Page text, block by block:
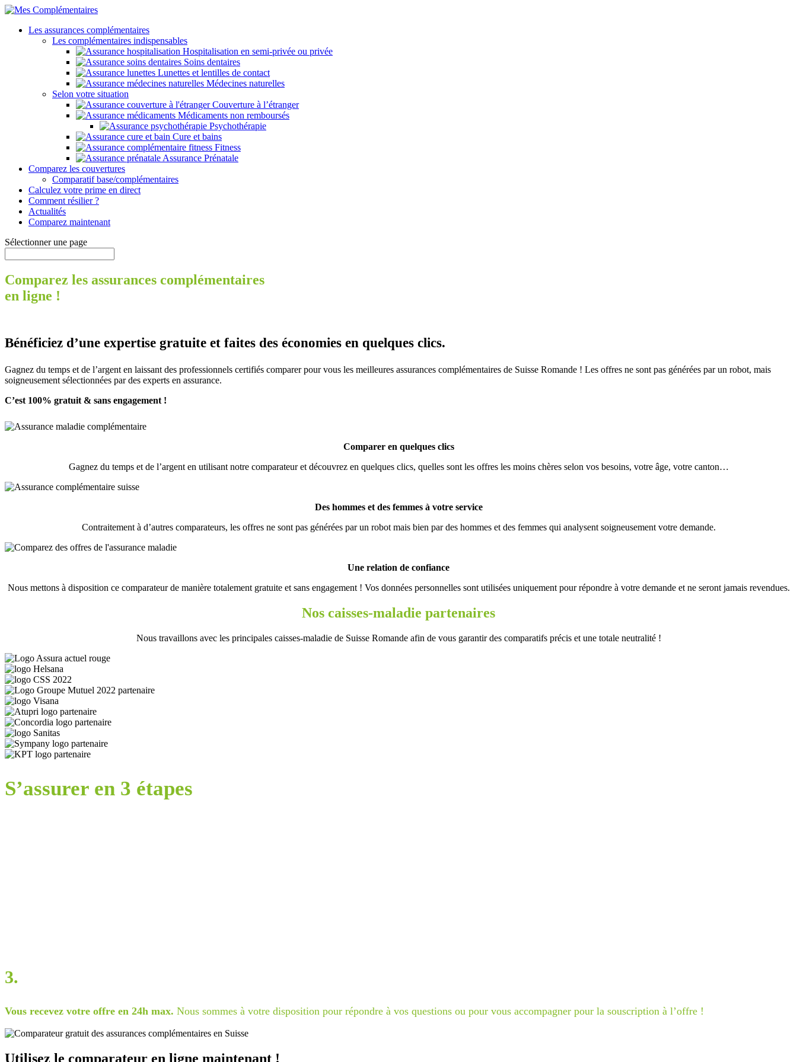
Les assurances complémentaires
Les complémentaires indispensables
Hospitalisation en semi-privée ou privée
Soins dentaires
Lunettes et lentilles de contact
Médecines naturelles
Selon votre situation
Couverture à l’étranger
Médicaments non remboursés
Psychothérapie
Cure et bains
Fitness
Assurance Prénatale
Comparez les couvertures
Comparatif base/complémentaires
Calculez votre prime en direct
Comment résilier ?
Actualités
Comparez maintenant
Sélectionner une page
Comparez les assurances complémentaires
en ligne !
Bénéficiez d’une expertise gratuite et faites des économies en quelques clics.
Gagnez du temps et de l’argent en laissant des professionnels certifiés comparer pour vous les meilleures assurances complémentaires de Suisse Romande ! Les offres ne sont pas générées par un robot, mais
soigneusement sélectionnées par des experts en assurance.
C’est 100% gratuit & sans engagement !
Comparer en quelques clics
Gagnez du temps et de l’argent en utilisant notre comparateur et découvrez en quelques clics, quelles sont les offres les moins chères selon vos besoins, votre âge, votre canton…
Des hommes et des femmes à votre service
Contraitement à d’autres comparateurs, les offres ne sont pas générées par un robot mais bien par des hommes et des femmes qui analysent soigneusement votre demande.
Une relation de confiance
Nous mettons à disposition ce comparateur de manière totalement gratuite et sans engagement ! Vos données personnelles sont utilisées uniquement pour répondre à votre demande et ne seront jamais revendues.
Nos caisses-maladie partenaires
Nous travaillons avec les principales caisses-maladie de Suisse Romande afin de vous garantir des comparatifs précis et une totale neutralité !
S’assurer en 3 étapes
3.
Vous recevez votre offre en 24h max. Nous sommes à votre disposition pour répondre à vos questions ou pour vous accompagner pour la souscription à l’offre !
Utilisez le comparateur en ligne maintenant !